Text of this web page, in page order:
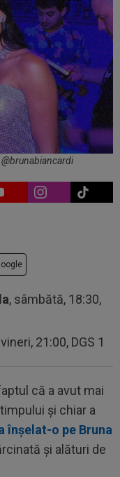
, sâmbătă, 18:30,
vineri, 21:00, DGS 1
că a avut mai
și chiar a
înșelat-o pe Bruna
și alături de